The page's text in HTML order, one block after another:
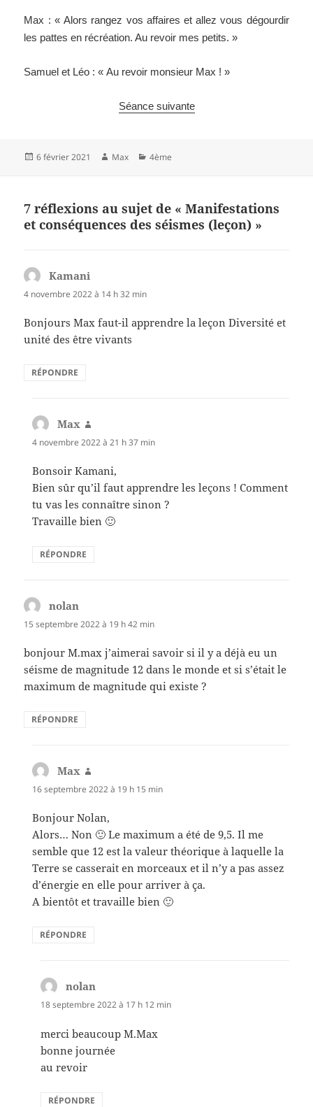
Max : « Alors rangez vos affaires et allez vous dégourdir
les pattes en récréation. Au revoir mes petits. »
Samuel et Léo : « Au revoir monsieur Max ! »
Séance suivante
Publié
6 février 2021 Auteur
Max Catégories
4ème
7 réflexions au sujet de « Manifestations
et conséquences des séismes (leçon) »
Kamani
4 novembre 2022 à 14 h 32 min
Bonjours Max faut-il apprendre la leçon Diversité et
unité des être vivants
RÉPONDRE
Max
4 novembre 2022 à 21 h 37 min
Bonsoir Kamani,
Bien sûr qu’il faut apprendre les leçons ! Comment
tu vas les connaître sinon ?
Travaille bien 🙂
RÉPONDRE
nolan
15 septembre 2022 à 19 h 42 min
bonjour M.max j’aimerai savoir si il y a déjà eu un
séisme de magnitude 12 dans le monde et si s’était le
maximum de magnitude qui existe ?
RÉPONDRE
Max
16 septembre 2022 à 19 h 15 min
Bonjour Nolan,
Alors… Non 🙂 Le maximum a été de 9,5. Il me
semble que 12 est la valeur théorique à laquelle la
Terre se casserait en morceaux et il n’y a pas assez
d’énergie en elle pour arriver à ça.
A bientôt et travaille bien 🙂
RÉPONDRE
nolan
18 septembre 2022 à 17 h 12 min
merci beaucoup M.Max
bonne journée
au revoir
RÉPONDRE